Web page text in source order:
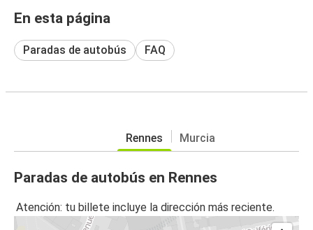
En esta página
Paradas de autobús FAQ
Rennes Murcia
Paradas de autobús en Rennes
Atención: tu billete incluye la dirección más reciente.